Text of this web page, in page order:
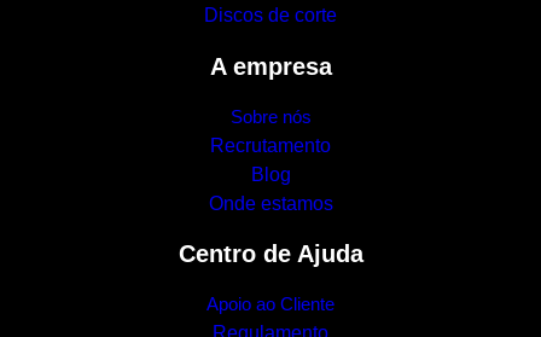
Discos de corte
A empresa
Sobre nós
Recrutamento
Blog
Onde estamos
Centro de Ajuda
Apoio ao Cliente
Regulamento